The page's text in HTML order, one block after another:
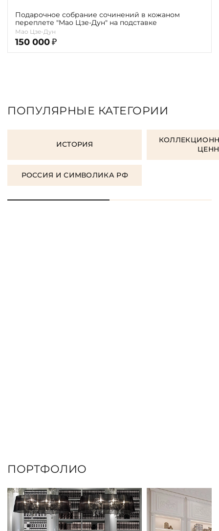
Подарочное собрание сочинений в кожаном
переплете "Мао Цзе-Дун" на подставке
Мао Цзе-Дун
150 000 ₽
ПОПУЛЯРНЫЕ КАТЕГОРИИ
ИСТОРИЯ
РОССИЯ И СИМВОЛИКА РФ
ПОРТФОЛИО